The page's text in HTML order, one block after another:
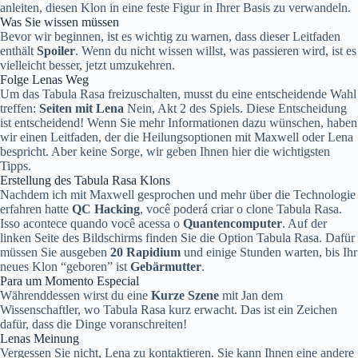
anleiten, diesen Klon in eine feste Figur in Ihrer Basis zu verwandeln.
Was Sie wissen müssen
Bevor wir beginnen, ist es wichtig zu warnen, dass dieser Leitfaden
enthält Spoiler. Wenn du nicht wissen willst, was passieren wird, ist es
vielleicht besser, jetzt umzukehren.
Folge Lenas Weg
Um das Tabula Rasa freizuschalten, musst du eine entscheidende Wahl
treffen: Seiten mit Lena Nein, Akt 2 des Spiels. Diese Entscheidung
ist entscheidend! Wenn Sie mehr Informationen dazu wünschen, haben
wir einen Leitfaden, der die Heilungsoptionen mit Maxwell oder Lena
bespricht. Aber keine Sorge, wir geben Ihnen hier die wichtigsten
Tipps.
Erstellung des Tabula Rasa Klons
Nachdem ich mit Maxwell gesprochen und mehr über die Technologie
erfahren hatte QC Hacking, você poderá criar o clone Tabula Rasa.
Isso acontece quando você acessa o Quantencomputer. Auf der
linken Seite des Bildschirms finden Sie die Option Tabula Rasa. Dafür
müssen Sie ausgeben 20 Rapidium und einige Stunden warten, bis Ihr
neues Klon “geboren” ist Gebärmutter.
Para um Momento Especial
Währenddessen wirst du eine Kurze Szene mit Jan dem
Wissenschaftler, wo Tabula Rasa kurz erwacht. Das ist ein Zeichen
dafür, dass die Dinge voranschreiten!
Lenas Meinung
Vergessen Sie nicht, Lena zu kontaktieren. Sie kann Ihnen eine andere